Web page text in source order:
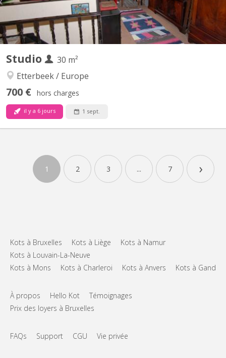
Studio
30 m²
Etterbeek / Europe
700 € hors charges
il y a 6 jours 1 sept.
1 2 3 ... 7 ›
Kots à Bruxelles Kots à Liège
Kots à Namur
Kots à Louvain-La-Neuve
Kots à Mons
Kots à Charleroi Kots à Anvers Kots à Gand
À propos Hello Kot
Témoignages
Prix des loyers à Bruxelles
FAQs Support CGU Vie privée